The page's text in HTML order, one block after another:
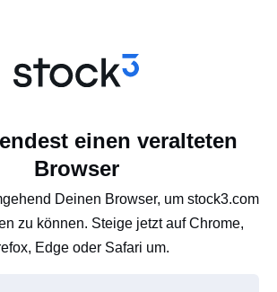
einen veralteten
Browser
Deinen Browser, um stock3.com
zu können. Steige jetzt auf Chrome,
Edge oder Safari um.